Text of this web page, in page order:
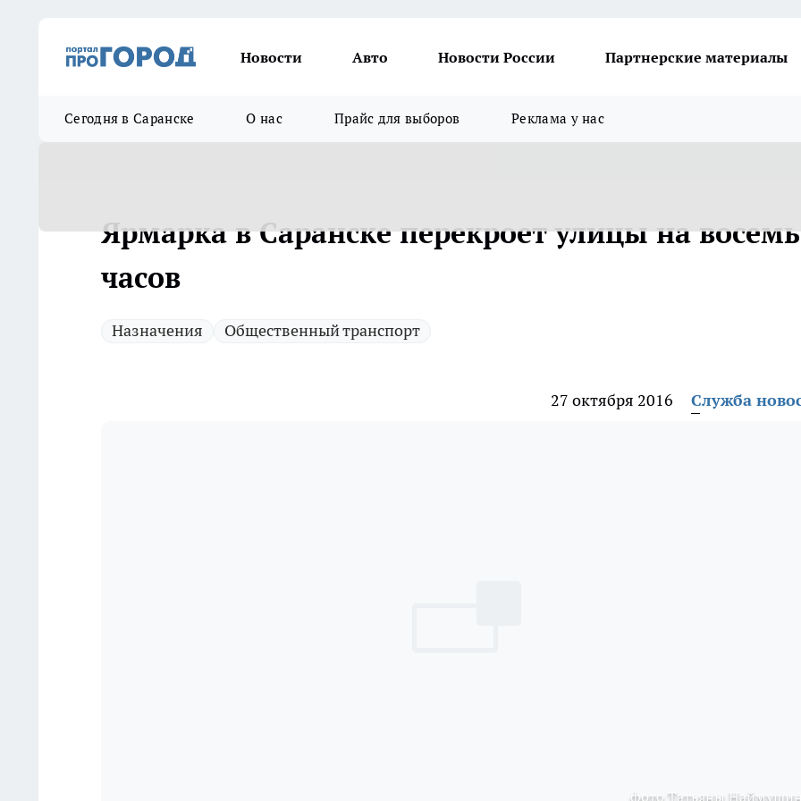
Новости Авто Новости России Партнерские материалы
Сегодня в Саранске О нас Прайс для выборов Реклама у нас
Ярмарка в Саранске перекроет улицы на восемь
часов
Назначения Общественный транспорт
27 октября 2016 Служба
фото Татьяны